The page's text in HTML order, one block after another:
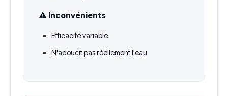
⚠️ Inconvénients
Efficacité variable
N'adoucit pas réellement l'eau